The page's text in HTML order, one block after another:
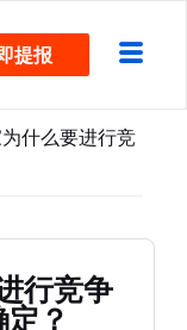
提报
什么要进行竞
行竞争
？